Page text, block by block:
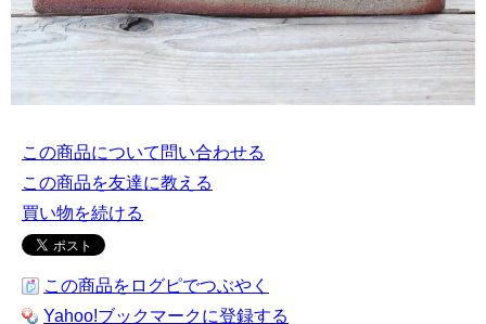
この商品について問い合わせる
この商品を友達に教える
買い物を続ける
この商品をログピでつぶやく
Yahoo!ブックマークに登録する